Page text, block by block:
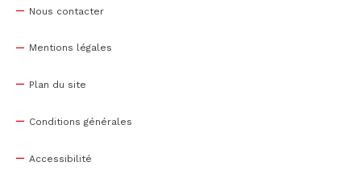
Nous contacter
Mentions légales
Plan du site
Conditions générales
Accessibilité